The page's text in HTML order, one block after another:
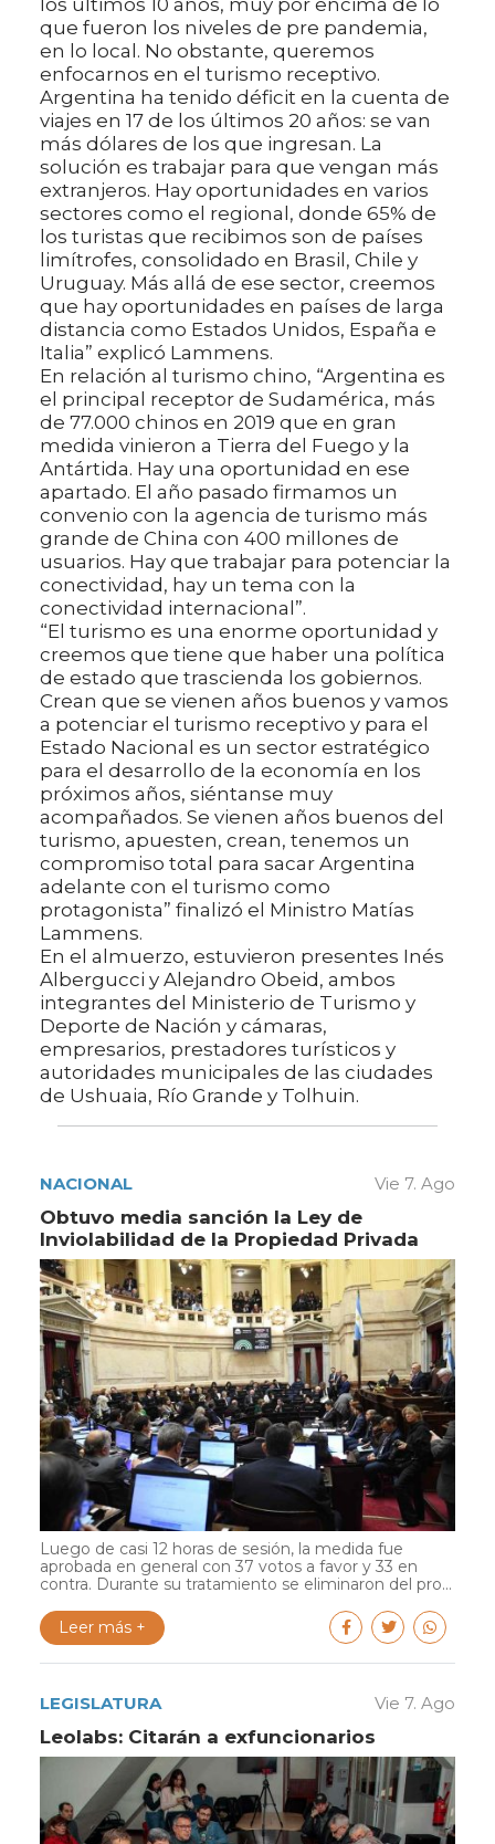
que fueron los niveles de pre pandemia,
en lo local. No obstante, queremos
enfocarnos en el turismo receptivo.
Argentina ha tenido déficit en la cuenta de
viajes en 17 de los últimos 20 años: se van
más dólares de los que ingresan. La
solución es trabajar para que vengan más
extranjeros. Hay oportunidades en varios
sectores como el regional, donde 65% de
los turistas que recibimos son de países
limítrofes, consolidado en Brasil, Chile y
Uruguay. Más allá de ese sector, creemos
que hay oportunidades en países de larga
distancia como Estados Unidos, España e
Italia” explicó Lammens.
En relación al turismo chino, “Argentina es
el principal receptor de Sudamérica, más
de 77.000 chinos en 2019 que en gran
medida vinieron a Tierra del Fuego y la
Antártida. Hay una oportunidad en ese
apartado. El año pasado firmamos un
convenio con la agencia de turismo más
grande de China con 400 millones de
usuarios. Hay que trabajar para potenciar la
conectividad, hay un tema con la
conectividad internacional”.
“El turismo es una enorme oportunidad y
creemos que tiene que haber una política
de estado que trascienda los gobiernos.
Crean que se vienen años buenos y vamos
a potenciar el turismo receptivo y para el
Estado Nacional es un sector estratégico
para el desarrollo de la economía en los
próximos años, siéntanse muy
acompañados. Se vienen años buenos del
turismo, apuesten, crean, tenemos un
compromiso total para sacar Argentina
adelante con el turismo como
protagonista” finalizó el Ministro Matías
Lammens.
En el almuerzo, estuvieron presentes Inés
Albergucci y Alejandro Obeid, ambos
integrantes del Ministerio de Turismo y
Deporte de Nación y cámaras,
empresarios, prestadores turísticos y
autoridades municipales de las ciudades
de Ushuaia, Río Grande y Tolhuin.
NACIONAL Vie 7. Ago
Obtuvo media sanción la Ley de
Inviolabilidad de la Propiedad Privada
Luego de casi 12 horas de sesión, la medida fue
aprobada en general con 37 votos a favor y 33 en
contra. Durante su tratamiento se eliminaron del pro...
Leer más +
LEGISLATURA Vie 7. Ago
Leolabs: Citarán a exfuncionarios